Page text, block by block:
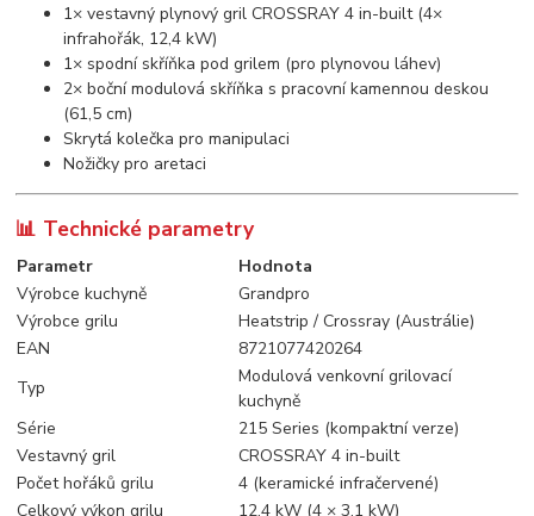
1× vestavný plynový gril CROSSRAY 4 in-built (4×
infrahořák, 12,4 kW)
1× spodní skříňka pod grilem (pro plynovou láhev)
2× boční modulová skříňka s pracovní kamennou deskou
(61,5 cm)
Skrytá kolečka pro manipulaci
Nožičky pro aretaci
📊 Technické parametry
Parametr
Hodnota
Výrobce kuchyně
Grandpro
Výrobce grilu
Heatstrip / Crossray (Austrálie)
EAN
8721077420264
Typ
Modulová venkovní grilovací
kuchyně
Série
215 Series (kompaktní verze)
Vestavný gril
CROSSRAY 4 in-built
Počet hořáků grilu
4 (keramické infračervené)
Celkový výkon grilu
12,4 kW (4 × 3,1 kW)